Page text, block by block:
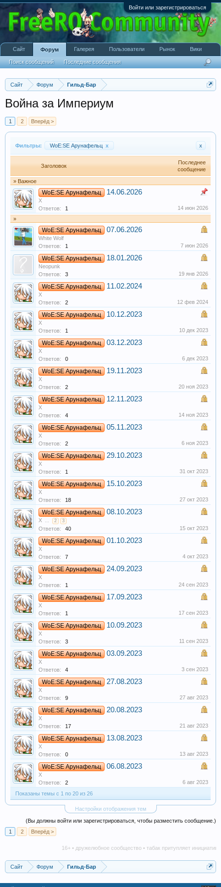
Войти или зарегистрироваться
Сайт Форум Гильд-Бар
Война за Империум
1 2 Вперёд >
Фильтры: WoE:SE Арунафельц x x
Заголовок
Последнее
сообщение
» Важное
WoE:SE Арунафельц 14.06.2026
X
Ответов:
1
14 июн 2026
»
WoE:SE Арунафельц 07.06.2026
White Wolf
Ответов:
1 7 июн 2026
WoE:SE Арунафельц 18.01.2026
Neopunk
Ответов:
3 19 янв 2026
WoE:SE Арунафельц 11.02.2024
X
Ответов:
2 12 фев 2024
WoE:SE Арунафельц 10.12.2023
X
Ответов:
1 10 дек 2023
WoE:SE Арунафельц 03.12.2023
X
Ответов:
0 6 дек 2023
WoE:SE Арунафельц 19.11.2023
X
Ответов:
2 20 ноя 2023
WoE:SE Арунафельц 12.11.2023
X
Ответов:
4 14 ноя 2023
WoE:SE Арунафельц 05.11.2023
X
Ответов:
2 6 ноя 2023
WoE:SE Арунафельц 29.10.2023
X
Ответов:
1 31 окт 2023
WoE:SE Арунафельц 15.10.2023
X
Ответов:
18 27 окт 2023
WoE:SE Арунафельц 08.10.2023
X ... 2 3
Ответов: 40 15 окт 2023
WoE:SE Арунафельц 01.10.2023
X
Ответов:
7 4 окт 2023
WoE:SE Арунафельц 24.09.2023
X
Ответов:
1 24 сен 2023
WoE:SE Арунафельц 17.09.2023
X
Ответов:
1 17 сен 2023
WoE:SE Арунафельц 10.09.2023
X
Ответов:
3 11 сен 2023
WoE:SE Арунафельц 03.09.2023
X
Ответов:
4 3 сен 2023
WoE:SE Арунафельц 27.08.2023
X
Ответов:
9 27 авг 2023
WoE:SE Арунафельц 20.08.2023
X
Ответов:
17 21 авг 2023
WoE:SE Арунафельц 13.08.2023
X
Ответов:
0 13 авг 2023
WoE:SE Арунафельц 06.08.2023
X
Ответов:
2
6 авг 2023
Показаны темы с 1 по 20 из 26
Настройки отображения тем
(Вы должны войти или зарегистрироваться, чтобы разместить сообщение.)
1
2 Вперёд >
16+ • дружелюбное сообщество • табак притупляет
Сайт Форум Гильд-Бар
Сайт Форум
Поиск сообщений Последние сообщения
Галерея Пользователи Рынок Вики